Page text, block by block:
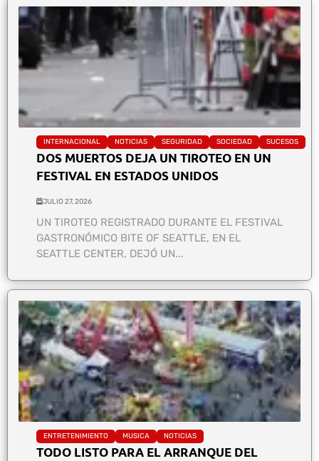
INTERNACIONAL NOTICIAS SEGURIDAD SOCIEDAD SUCESOS
DOS MUERTOS DEJA UN TIROTEO EN UN
FESTIVAL EN ESTADOS UNIDOS
JULIO 27, 2026
UN TIROTEO REGISTRADO DURANTE EL FESTIVAL
GASTRONÓMICO BITE OF SEATTLE, EN EL
SEATTLE CENTER, DEJÓ UN...
ENTRETENIMIENTO MUSICA NOTICIAS
TODO LISTO PARA EL ARRANQUE DEL